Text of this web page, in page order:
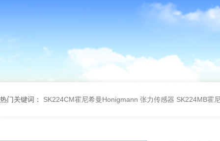
热门关键词： SK224CM霍尼希曼Honigmann 张力传感器 SK224MB霍